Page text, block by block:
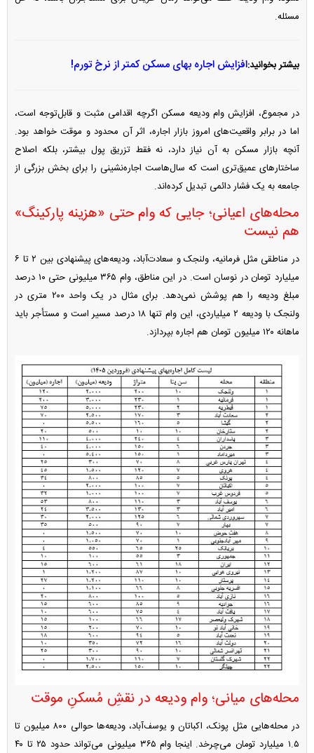
مسئله.
بیشتر بخوانید:افزایش اجاره بهای مسکن کمتر از نرخ تورم!
در مجموع، افزایش وام ودیعه مسکن اگرچه اقدامی مثبت و قابل‌توجه است،
اما در برابر واقعیت‌های امروز بازار اجاره، اثر آن محدود و موقت خواهد بود.
آنچه بازار مسکن به آن نیاز دارد، نه فقط تزریق پول بیشتر، بلکه اصلاح
ساختار‌های عمیق‌تری است که سال‌هاست اجاره‌نشینی را برای بخش بزرگی از
جامعه به یک فشار دائمی تبدیل کرده‌اند.
محله‌های اعیانی؛ جایی که وام حتی «هزینه پارکینگ»
هم نیست
در مناطقی مثل فرمانیه، ولنجک و سعادت‌آباد، ودیعه‌های پیشنهادی بین ۲ تا ۶
میلیارد تومان در نوسان است. در این مناطق، وام ۳۶۵ میلیونی حتی ۱۰ درصد
مبلغ ودیعه را هم پوشش نمی‌دهد. برای مثال در یک واحد ۲۰۰ متری در
ولنجک با ودیعه ۲ میلیاردی، این وام تنها ۱۸ درصد مسیر است و مستأجر باید
ماهانه ۱۲۰ میلیون تومان هم اجاره بپردازد.
محله‌های میانی؛ وام ودیعه در نقشِ مُسکنِ موقت
در محله‌هایی مثل پونک، اکباتان و یوسف‌آباد، ودیعه‌ها حوالی ۸۰۰ میلیون تا
۱.۵ میلیارد تومان می‌چرخد. اینجا وام ۳۶۵ میلیونی می‌تواند حدود ۲۵ تا ۴۰